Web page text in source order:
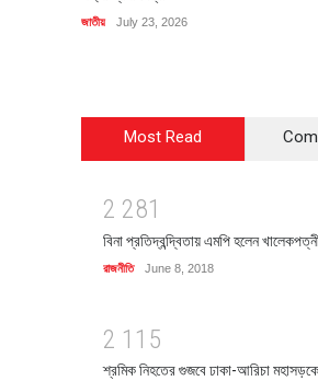
জাতীয় July 23, 2026
Most Read
2 281
বিনা প্রতিদ্বন্দ্বিতায় এমপি হলেন
রাজনীতি June 8, 2018
2 1 1 5
শ্রমিক নিহতের গুজবে ঢাকা-আরিচা